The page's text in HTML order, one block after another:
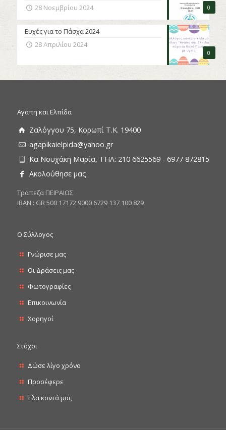
0
28 Νοεμβρίου 2024
0
Ευχές για το Πάσχα 2024
28 Απριλίου 2024
Αγάπη και Ελπίδα
Ζαλόγγου 75, Κορωπί Τ.Κ. 19400
agapikaielpida@yahoo.gr
Κα Νουχάκη Μαρία, ΤΗΛ: 210 6625569 - 6977 872815
Ακολούθησε μας
Tράπεζα ΠΕΙΡΑΙΩΣ
ΙΒΑΝ : GR 500 17172 9000 6729 137 100 829
Ο Σύλλογος
Γνώρισε μας
Οι Δράσεις μας
Φωτογραφίες
Επικοινωνία
Χορηγοί
Στόχοι
Δώσε λίγο χρόνο
Προσέφερε
Έλα κοντά μας